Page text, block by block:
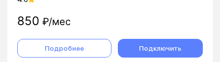
850 ₽/мес
Подробнее Подключить